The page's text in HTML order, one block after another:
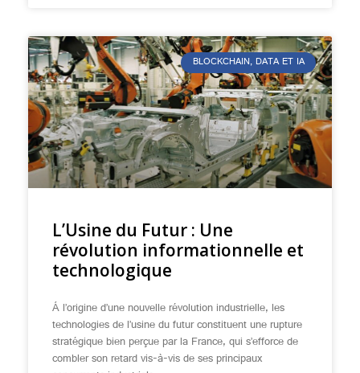
BLOCKCHAIN, DATA ET IA
L’Usine du Futur : Une
révolution informationnelle et
technologique
Á l’origine d’une nouvelle révolution industrielle, les
technologies de l’usine du futur constituent une rupture
stratégique bien perçue par la France, qui s’efforce de
combler son retard vis-à-vis de ses principaux